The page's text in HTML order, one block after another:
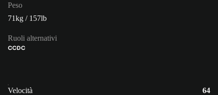
Peso
71kg / 157lb
Ruoli alternativi
CCDC
Velocità
64